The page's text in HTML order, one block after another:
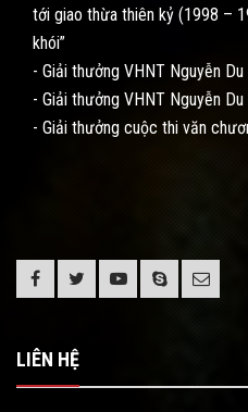
tới giao thừa thiên kỷ (1998 –
khói”
- Giải thưởng VHNT Nguyễn Du
- Giải thưởng VHNT Nguyễn Du
- Giải thưởng cuộc thi văn
LIÊN HỆ